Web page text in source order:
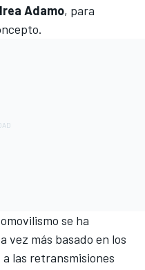
Adamo, para
se ha
vez más basado en los
las retransmisiones